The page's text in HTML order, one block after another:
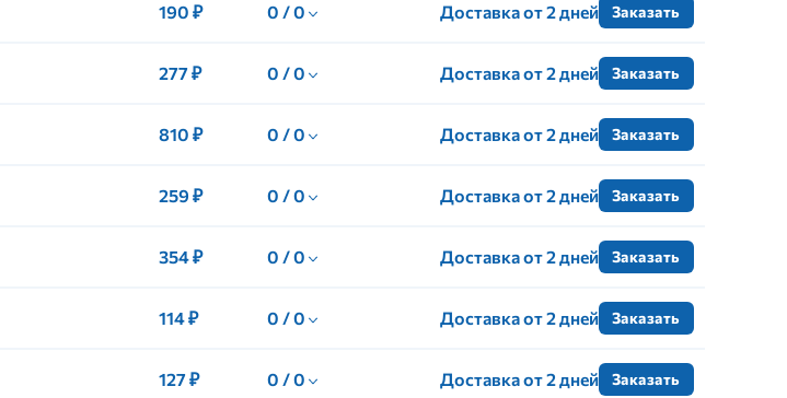
190 ₽ 0 / 0 Доставка от 2 дней Заказать
277 ₽ 0 / 0 Доставка от 2 дней Заказать
810 ₽ 0 / 0 Доставка от 2 дней Заказать
259 ₽ 0 / 0 Доставка от 2 дней Заказать
354 ₽ 0 / 0 Доставка от 2 дней Заказать
114 ₽ 0 / 0 Доставка от 2 дней Заказать
127 ₽ 0 / 0 Доставка от 2 дней Заказать